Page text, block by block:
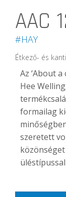
AAC
#HAY
Étkező- és
Az ‘About
Hee
formailag
szeretett
közönséget